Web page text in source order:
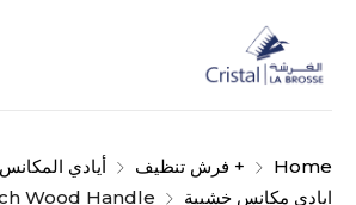
Home + فرش تنظيف
أيادي المكانس
ايادي مكانس خشبية
Wood Handle